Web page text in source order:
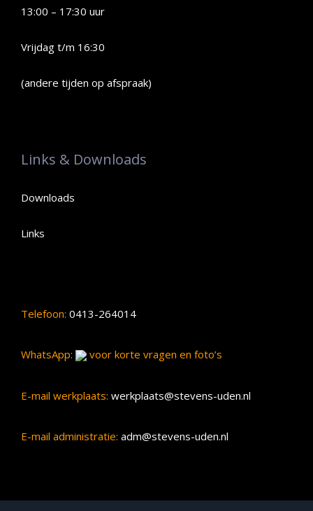
13:00 – 17:30 uur
Vrijdag t/m 16:30
(andere tijden op afspraak)
Links & Downloads
Downloads
Links
Telefoon: 0413-264014
WhatsApp: voor korte vragen en foto’s
E-mail werkplaats: werkplaats@stevens-uden.nl
E-mail administratie: adm@stevens-uden.nl